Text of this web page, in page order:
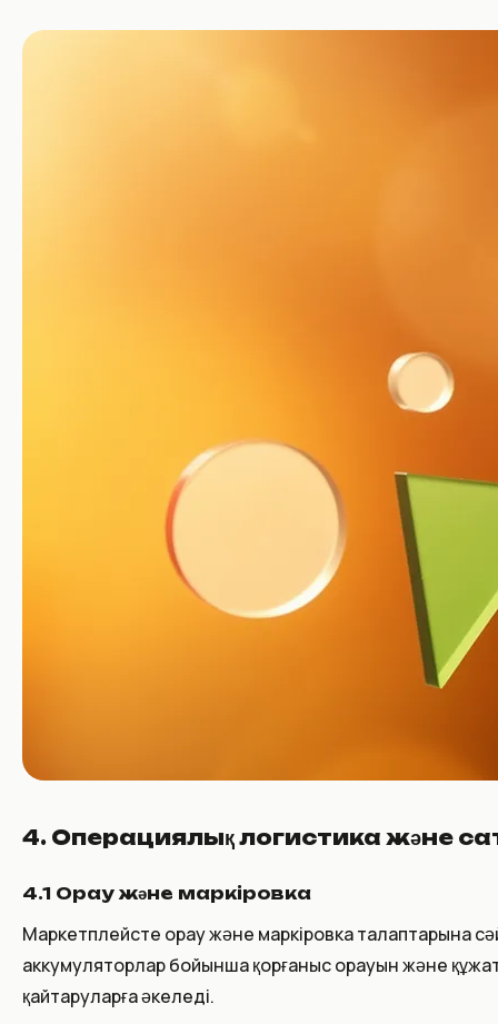
4. Операциялық логистика және
4.1 Орау және маркіровка
Маркетплейсте орау және маркіровка талаптарына
аккумуляторлар бойынша қорғаныс орауын және
қайтаруларға әкеледі.